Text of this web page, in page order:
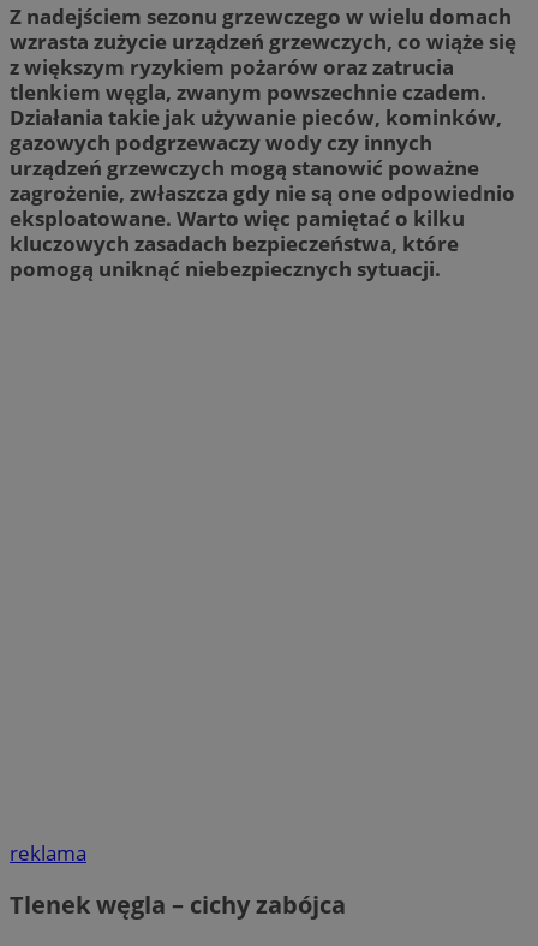
Z nadejściem sezonu grzewczego w wielu domach
wzrasta zużycie urządzeń grzewczych, co wiąże się
z większym ryzykiem pożarów oraz zatrucia
tlenkiem węgla, zwanym powszechnie czadem.
Działania takie jak używanie pieców, kominków,
gazowych podgrzewaczy wody czy innych
urządzeń grzewczych mogą stanowić poważne
zagrożenie, zwłaszcza gdy nie są one odpowiednio
eksploatowane. Warto więc pamiętać o kilku
kluczowych zasadach bezpieczeństwa, które
pomogą uniknąć niebezpiecznych sytuacji.
reklama
Tlenek węgla – cichy zabójca